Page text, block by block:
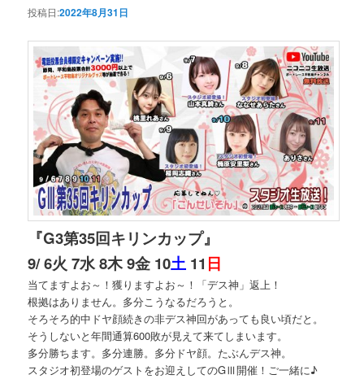
投稿日:2022年8月31日
『G3第35回キリンカップ』
9/ 6火 7水 8木 9金 10土 11 日
当てますよお～！獲りますよお～！「デス神」返上！
根拠はありません。多分こうなるだろうと。
そろそろ的中ドヤ顔続きの非デス神回があっても良い頃だと。
そうしないと年間通算600敗が見えて来てしまいます。
多分勝ちます。多分連勝。多分ドヤ顔。たぶんデス神。
スタジオ初登場のゲストをお迎えしてのGⅢ開催！ご一緒に♪